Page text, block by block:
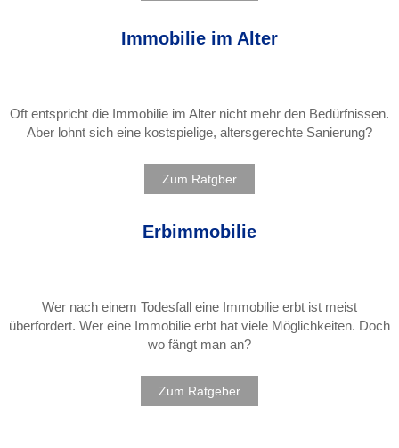
Immobilie im Alter
Oft entspricht die Immobilie im Alter nicht mehr den Bedürfnissen.
Aber lohnt sich eine kostspielige, altersgerechte Sanierung?
Zum Ratgber
Erbimmobilie
Wer nach einem Todesfall eine Immobilie erbt ist meist
überfordert. Wer eine Immobilie erbt hat viele Möglichkeiten. Doch
wo fängt man an?
Zum Ratgeber